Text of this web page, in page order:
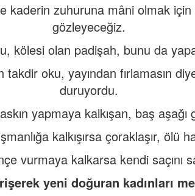
kaderin zuhuruna mâni olmak
gözleyeceğiz.
kölesi olan padişah, bunu da
oku, yayından fırlamasın
duruyordu.
yapmaya kalkışan, baş aşağı
kalkışırsa çoraklaşır, ölü
vurmaya kalkarsa kendi saçını
yeni doğuran kadınları